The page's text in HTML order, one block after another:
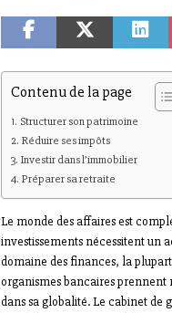
Contenu de la page
Structurer son patrimoine
Réduire ses impôts
Investir dans l’immobilier
Préparer sa retraite
Le monde des affaires est
investissements nécessitent un
domaine des finances, la
organismes bancaires prennent
dans sa globalité. Le cabinet